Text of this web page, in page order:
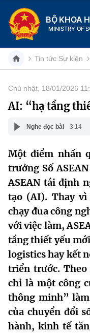
BỘ KHOA
MINISTRY OF
Danh mục
Trang chủ
Chức năng nhiệm
Cơ cấu tổ chức
Lịch sử phát triển
Sở Khoa học và
Tin tức sự kiện
Khoa học và Công
Đổi mới sáng tạo
Chuyển đổi số
Bưu chính, Viễn
Sở hữu trí tuệ
Tiêu chuẩn, đo
Dịch vụ công
Hệ thống văn bản
Văn bản QPPL
Văn bản chỉ đạo
Lấy ý kiến người
MST IOFFICE
THỐNG KÊ
Khoa học và Công
Đổi mới sáng tạo
Multimedia
THƯ ĐIỆN TỬ
Tin tức Sự kiện
Chủ nhật, 18/01/2026
AI: “hạ tầng
Nghe đọc bài 3:14
Một điểm nhấn
trưởng Số
ASEAN tái định
tạo (AI). Thay
chạy đua công
với việc làm,
tầng thiết yếu
logistics hay kết
triển trước. Theo
chỉ là một công
thông minh”
của chuyển đổi
hành, kinh tế